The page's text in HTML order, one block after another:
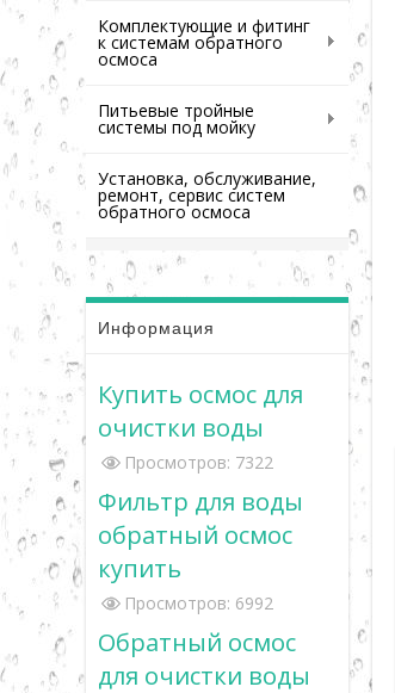
Комплектующие и фитинг
к системам обратного
осмоса
Питьевые тройные
системы под мойку
Установка, обслуживание,
ремонт, сервис систем
обратного осмоса
Информация
Купить осмос для
очистки воды
Просмотров: 7322
Фильтр для воды
обратный осмос
купить
Просмотров: 6992
Обратный осмос
для очистки воды